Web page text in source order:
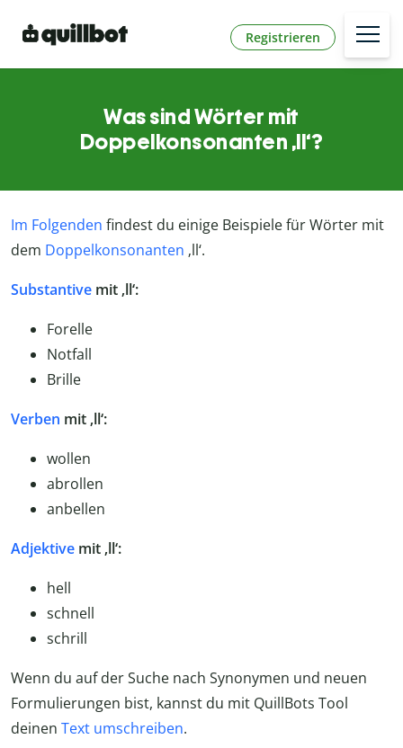
Registrieren
Was sind Wörter mit
Doppelkonsonanten ‚ll‘?
Im Folgenden findest du einige Beispiele für Wörter mit
dem Doppelkonsonanten ‚ll‘.
Substantive mit ‚ll‘:
Forelle
Notfall
Brille
Verben mit ‚ll‘:
wollen
abrollen
anbellen
Adjektive mit ‚ll‘:
hell
schnell
schrill
Wenn du auf der Suche nach Synonymen und neuen
Formulierungen bist, kannst du mit QuillBots Tool
deinen Text umschreiben.